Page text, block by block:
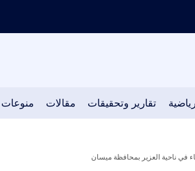
تقارير وتحقيقات مقالات منوعات
في ناحية العزير بمحافظة ميسان